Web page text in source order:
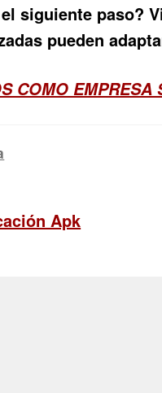
siguiente paso?
pueden
COMO EMPRESA
Apk